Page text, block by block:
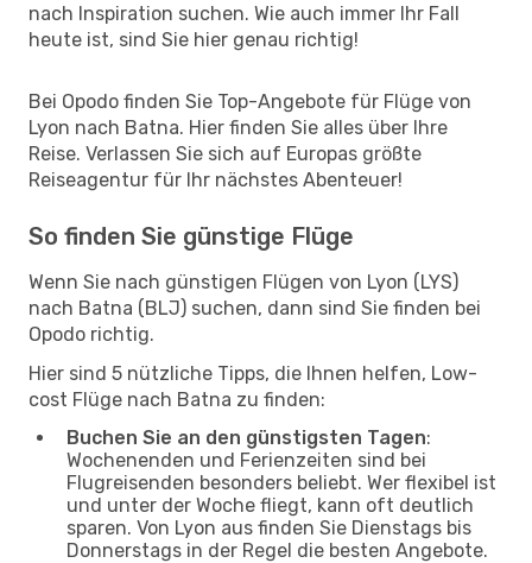
nach Inspiration suchen. Wie auch immer Ihr Fall
heute ist, sind Sie hier genau richtig!
Bei Opodo finden Sie Top-Angebote für Flüge von
Lyon nach Batna. Hier finden Sie alles über Ihre
Reise. Verlassen Sie sich auf Europas größte
Reiseagentur für Ihr nächstes Abenteuer!
So finden Sie günstige Flüge
Wenn Sie nach günstigen Flügen von Lyon (LYS)
nach Batna (BLJ) suchen, dann sind Sie finden bei
Opodo richtig.
Hier sind 5 nützliche Tipps, die Ihnen helfen, Low-
cost Flüge nach Batna zu finden:
Buchen Sie an den günstigsten Tagen:
Wochenenden und Ferienzeiten sind bei
Flugreisenden besonders beliebt. Wer flexibel ist
und unter der Woche fliegt, kann oft deutlich
sparen. Von Lyon aus finden Sie Dienstags bis
Donnerstags in der Regel die besten Angebote.